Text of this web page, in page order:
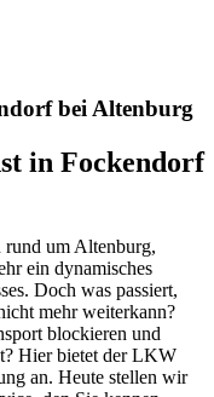
bei Altenburg
in Fockendorf
rund um Altenburg,
ein dynamisches
Doch was passiert,
mehr weiterkann?
blockieren und
Hier bietet der LKW
an. Heute stellen wir